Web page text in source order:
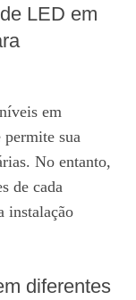
LED em
em
sua
No entanto,
de cada
instalação
diferentes